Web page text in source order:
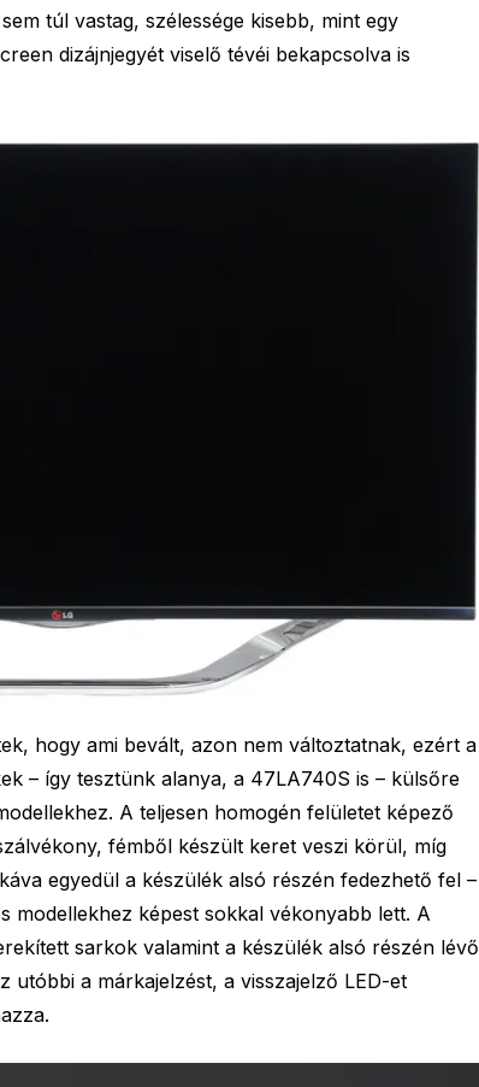
túl vastag, szélessége kisebb, mint egy
dizájnjegyét viselő tévéi bekapcsolva is
hogy ami bevált, azon nem változtatnak, ezért a
– így tesztünk alanya, a 47LA740S is – külsőre
A teljesen homogén felületet képező
fémből készült keret veszi körül, míg
egyedül a készülék alsó részén fedezhető fel –
modellekhez képest sokkal vékonyabb lett. A
sarkok valamint a készülék alsó részén lévő
utóbbi a márkajelzést, a visszajelző LED-et